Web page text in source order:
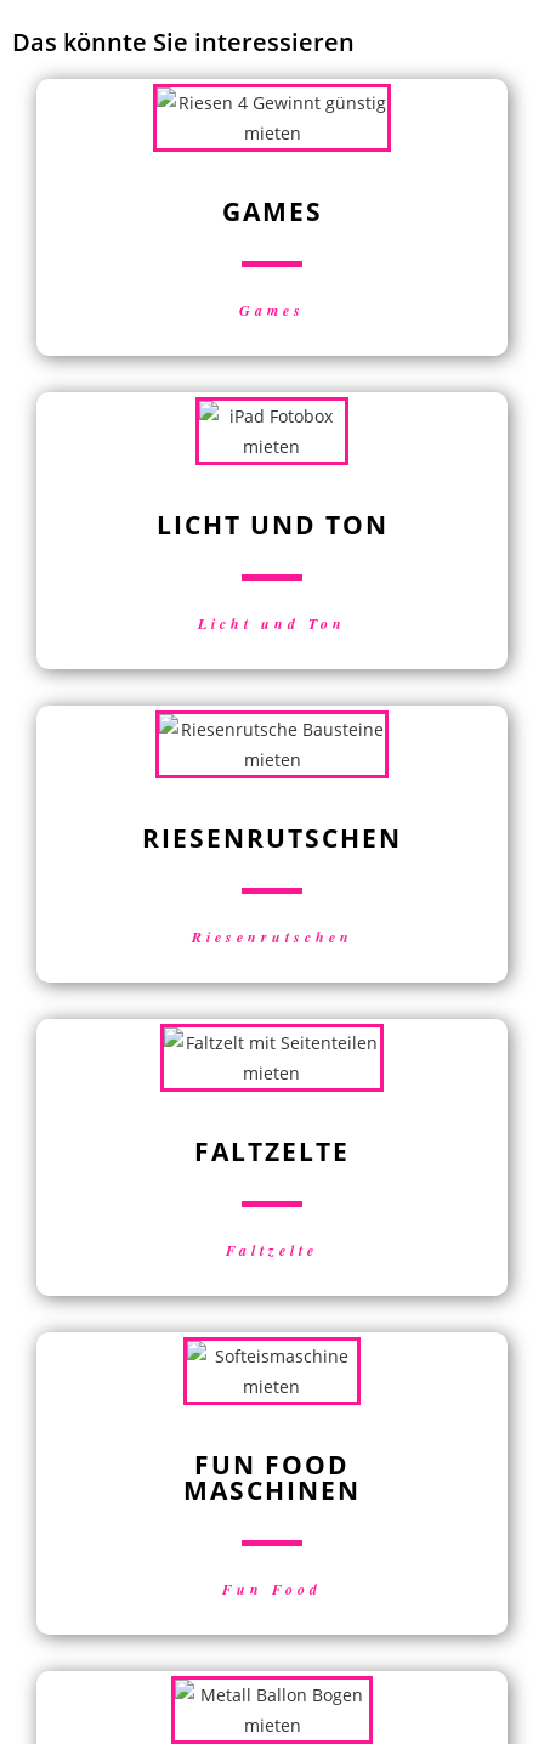
Das könnte Sie interessieren
GAMES
Games
LICHT UND TON
Licht und Ton
RIESENRUTSCHEN
Riesenrutschen
FALTZELTE
Faltzelte
FUN FOOD
MASCHINEN
Fun Food